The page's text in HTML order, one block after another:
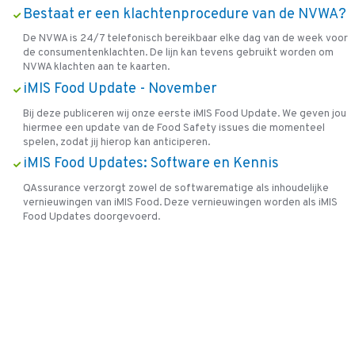
Bestaat er een klachtenprocedure van de NVWA?
De NVWA is 24/7 telefonisch bereikbaar elke dag van de week voor
de consumentenklachten. De lijn kan tevens gebruikt worden om
NVWA klachten aan te kaarten.
iMIS Food Update - November
Bij deze publiceren wij onze eerste iMIS Food Update. We geven jou
hiermee een update van de Food Safety issues die momenteel
spelen, zodat jij hierop kan anticiperen.
iMIS Food Updates: Software en Kennis
QAssurance verzorgt zowel de softwarematige als inhoudelijke
vernieuwingen van iMIS Food. Deze vernieuwingen worden als iMIS
Food Updates doorgevoerd.